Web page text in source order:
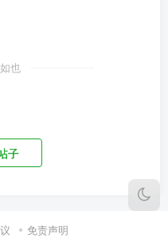
也
子
免责声明